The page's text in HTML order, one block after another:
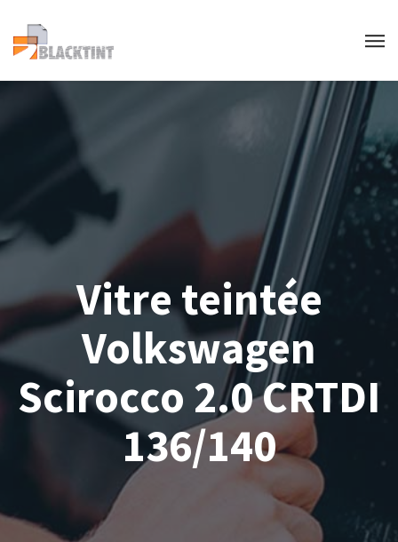
Vitre teintée
Volkswagen
Scirocco 2.0 CRTDI
136/140